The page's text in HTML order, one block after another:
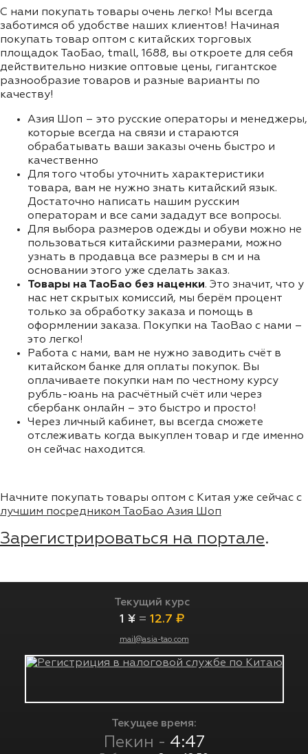
С нами покупать товары очень легко! Мы всегда
заботимся об удобстве наших клиентов! Начиная
покупать товар оптом с китайских торговых
площадок ТаоБао, tmall, 1688, вы откроете для себя
действительно низкие оптовые цены, гигантское
разнообразие товаров и разные варианты по
качеству!
Азия Шоп – это русские операторы и менеджеры,
которые всегда на связи и стараются
обрабатывать ваши заказы очень быстро и
качественно
Для того чтобы уточнить характеристики
товара, вам не нужно знать китайский язык.
Достаточно написать нашим русским
операторам и все сами зададут все вопросы.
Для выбора размеров одежды и обуви можно не
пользоваться китайскими размерами, можно
узнать в продавца все размеры в см и на
основании этого уже сделать заказ.
Товары на ТаоБао без наценки. Это значит, что у
нас нет скрытых комиссий, мы берём процент
только за обработку заказа и помощь в
оформлении заказа. Покупки на TaoBao с нами –
это легко!
Работа с нами, вам не нужно заводить счёт в
китайском банке для оплаты покупок. Вы
оплачиваете покупки нам по честному курсу
рубль-юань на расчётный счёт или через
сбербанк онлайн – это быстро и просто!
Через личный кабинет, вы всегда сможете
отслеживать когда выкуплен товар и где именно
он сейчас находится.
Начните покупать товары оптом с Китая уже сейчас с
лучшим посредником ТаоБао Азия Шоп
Зарегистрироваться на портале.
Текущий курс
1 ¥ = 12.7 ₽
mail@asia-tao.com
Текущее время:
Пекин - 4:47